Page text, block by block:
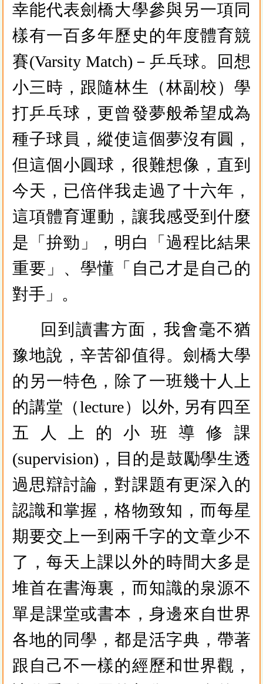
幸能代表劍橋大學參與另一項同
樣有一百多年歷史的年度體育競
賽(Varsity Match)－乒乓球。回想
小三時，跟隨林生（林副校）學
打乒乓球，更曾發夢般希望成為
種子球員，縱使這個夢沒有圓，
但這個小圓球，很難想像，直到
今天，已倍伴我走過了十六年，
這項體育運動，讓我感受到什麼
是「拚勁」，明白「過程比結果
重要」、學懂「自己才是自己的
對手」。
回到讀書方面，我會毫不猶
豫地說，辛苦卻值得。劍橋大學
的另一特色，除了一班幾十人上
的講堂（lecture）以外, 另有四至
五人上的小班導修課
(supervision)，目的是鼓勵學生透
過思辯討論，對課題有更深入的
認識和掌握，格物致知，而每星
期要交上一到兩千字的文章少不
了，每天上課以外的時間大多是
堆首在書海裏，而知識的泉源不
單是課堂或書本，身邊來自世界
各地的同學，都是活字典，帶著
跟自己不一樣的經歷和世界觀，